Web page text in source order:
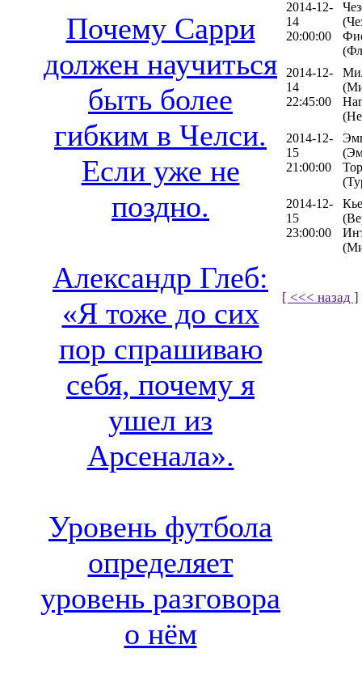
Почему Сарри
должен научиться
быть более
гибким в Челси.
Если уже не
поздно.
Александр Глеб:
«Я тоже до сих
пор спрашиваю
себя, почему я
ушел из
Арсенала».
Уровень футбола
определяет
уровень разговора
о нём
2014-12-
14
20:00:00
2014-12-
14
22:45:00
2014-12-
15
21:00:00
2014-12-
15
23:00:00
[ <<< назад ]